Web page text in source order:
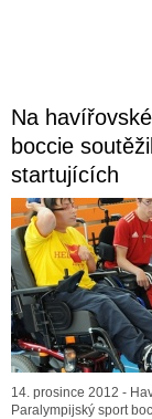
Na
boccie
startujících
14. prosince 2012 -
Paralympijský sport